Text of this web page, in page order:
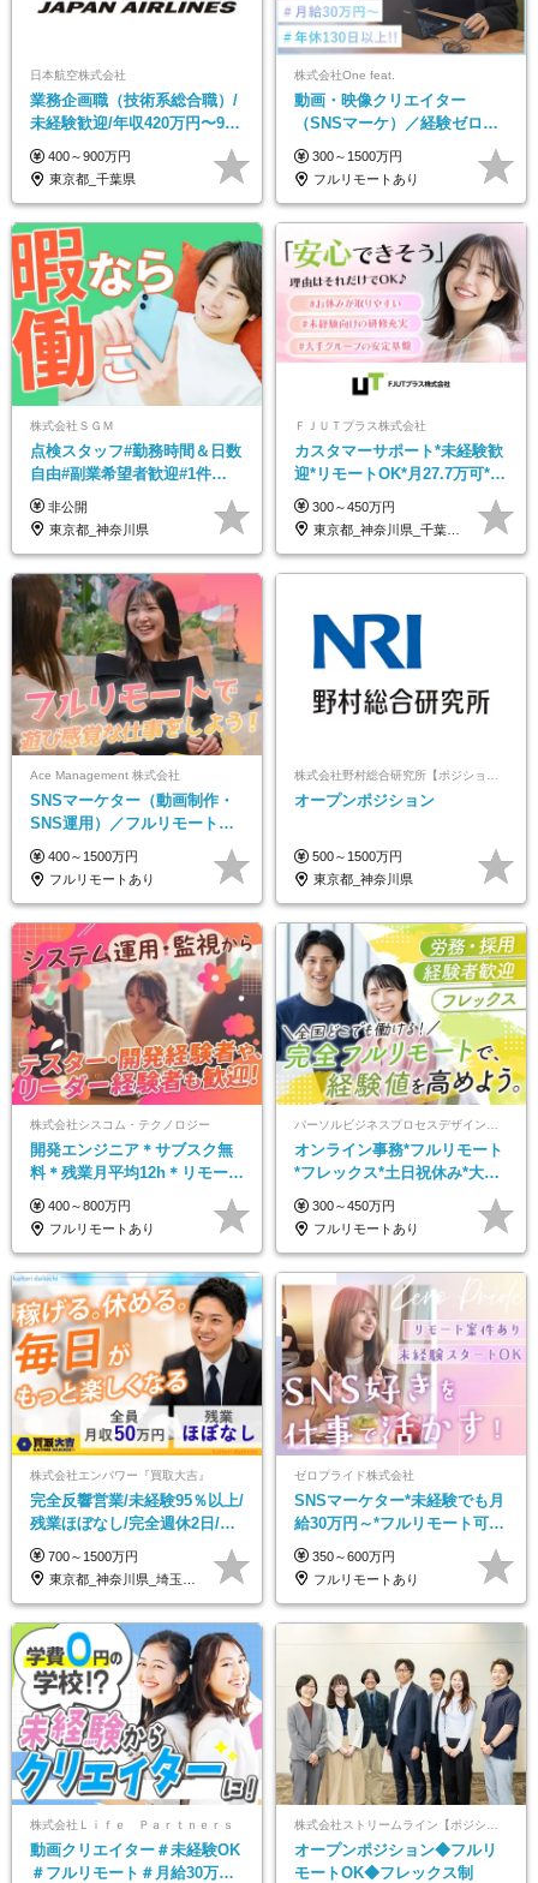
日本航空株式会社
業務企画職（技術系総合職）/
未経験歓迎/年収420万円〜900
万円/リモートフレックス可
400～900万円
東京都_千葉県
株式会社One feat.
動画・映像クリエイター
（SNSマーケ）／経験ゼロか
ら一流へ／フルリモートOK／
月給30万円～／年休130日以上
300～1500万円
フルリモートあり
株式会社ＳＧＭ
点検スタッフ#勤務時間＆日数
自由#副業希望者歓迎#1件
13,000円#フリーターOK#資格
スキル不要
非公開
東京都_神奈川県
ＦＪＵＴプラス株式会社
カスタマーサポート*未経験歓
迎*リモートOK*月27.7万可*賞
与年2回*転勤なし*連休
OK/ZE010232
300～450万円
東京都_神奈川県_千葉県_大阪府_愛知県…
Ace Management 株式会社
SNSマーケター（動画制作・
SNS運用）／フルリモートOK
／未経験歓迎【モットーは…
遊び感覚で仕事をする♪】
400～1500万円
フルリモートあり
オープンポジション
500～1500万円
東京都_神奈川県
株式会社シスコム・テクノロジー
開発エンジニア＊サブスク無
料＊残業月平均12h＊リモート
あり＊20～40代活躍中＊時間
休可
400～800万円
フルリモートあり
パーソルビジネスプロセスデザイン株式会社 事業開発本部
オンライン事務*フルリモート
*フレックス*土日祝休み*大手
パーソルグループ*オンライン
面接*30～40代活躍中
300～450万円
フルリモートあり
株式会社エンパワー『買取大吉』
完全反響営業/未経験95％以上/
残業ほぼなし/完全週休2日/月
収50万円スタート！/賞与年2
回
700～1500万円
東京都_神奈川県_埼玉県_千葉県_大阪府…
ゼロプライド株式会社
SNSマーケター*未経験でも月
給30万円～*フルリモート可
*SNS好き歓迎*年休130日*有
休取得率100%
350～600万円
フルリモートあり
株式会社Ｌｉｆｅ Ｐａｒｔｎｅｒｓ
動画クリエイター＃未経験OK
＃フルリモート＃月給30万～#
オープンポジション◆フルリ
モートOK◆フレックス制